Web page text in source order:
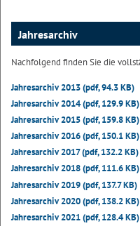
Jahresarchiv
Nachfolgend finden Sie die
Jahresarchiv 2013 (pdf, 94.3 KB)
Jahresarchiv 2014 (pdf, 129.9 KB)
Jahresarchiv 2015 (pdf, 159.8 KB)
Jahresarchiv 2016 (pdf, 150.1 KB)
Jahresarchiv 2017 (pdf, 132.2 KB)
Jahresarchiv 2018 (pdf, 111.6 KB)
Jahresarchiv 2019 (pdf, 137.7 KB)
Jahresarchiv 2020 (pdf, 138.2 KB)
Jahresarchiv 2021 (pdf, 128.4 KB)